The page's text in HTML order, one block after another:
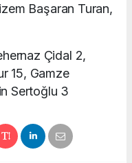
Başaran Turan,
Çidal 2,
15, Gamze
Sertoğlu 3